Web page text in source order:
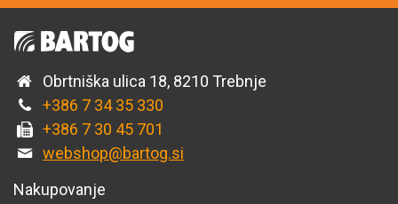
Obrtniška ulica 18, 8210 Trebnje
+386 7 34 35 330
+386 7 30 45 701
webshop@bartog.si
Nakupovanje